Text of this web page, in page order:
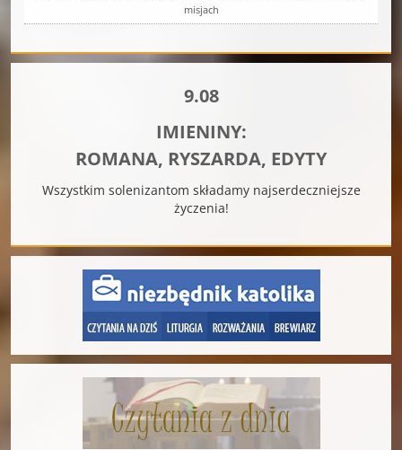
misjach
9.08
IMIENINY:
ROMANA, RYSZARDA, EDYTY
Wszystkim solenizantom składamy najserdeczniejsze
życzenia!